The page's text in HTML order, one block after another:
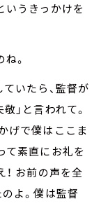
いうきっかけを
。
いたら、監督が
」と言われて。
げで僕はここま
て素直にお礼を
お前の声を全
よ。僕は監督